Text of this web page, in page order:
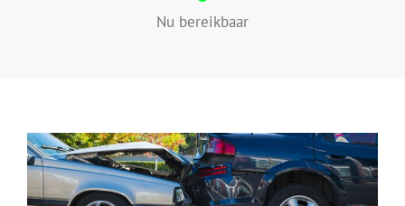
Nu bereikbaar